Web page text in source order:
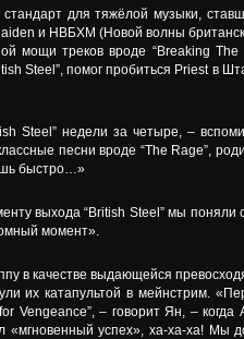
для тяжёлой музыки,
и НВБХМ (Новой волны
мощи треков вроде “Breaking The
Steel”, помог пробиться Priest в
Steel” недели за четыре, –
песни вроде “The Rage”,
быстро…»
выхода “British Steel” мы поняли
момент».
в качестве выдающейся
их катапультой в мейнстрим.
Vengeance”, – говорит Ян, – когда
успех», ха-ха-ха! Мы